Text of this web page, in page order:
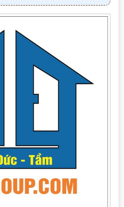
Phương Liệt
Khương Đình
Hoàng Liệt
Định Công
Tương Mai
Vĩnh Hưng
Lĩnh Nam
Hồng Hà
Vĩnh Tuy